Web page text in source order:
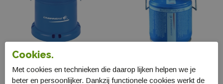
Campingaz Camping 206
L gaslamp
2000010189
Plus Pz gaslamp
2000039136
Cookies.
Met cookies en technieken die daarop lijken helpen we je
beter en persoonlijker. Dankzij functionele cookies werkt de